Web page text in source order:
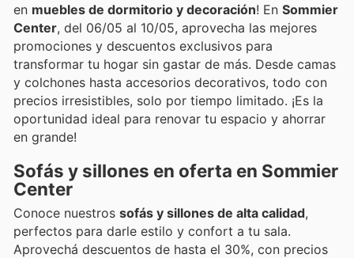
en muebles de dormitorio y decoración! En Sommier
Center, del 06/05 al 10/05, aprovecha las mejores
promociones y descuentos exclusivos para
transformar tu hogar sin gastar de más. Desde camas
y colchones hasta accesorios decorativos, todo con
precios irresistibles, solo por tiempo limitado. ¡Es la
oportunidad ideal para renovar tu espacio y ahorrar
en grande!
Sofás y sillones en oferta en Sommier
Center
Conoce nuestros sofás y sillones de alta calidad,
perfectos para darle estilo y confort a tu sala.
Aprovechá descuentos de hasta el 30%, con precios